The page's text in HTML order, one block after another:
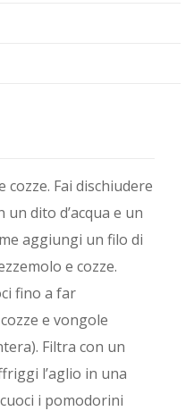
cozze. Fai dischiudere
dito d’acqua e un
aggiungi un filo di
e cozze.
fino a far
e vongole
Filtra con un
l’aglio in una
i pomodorini